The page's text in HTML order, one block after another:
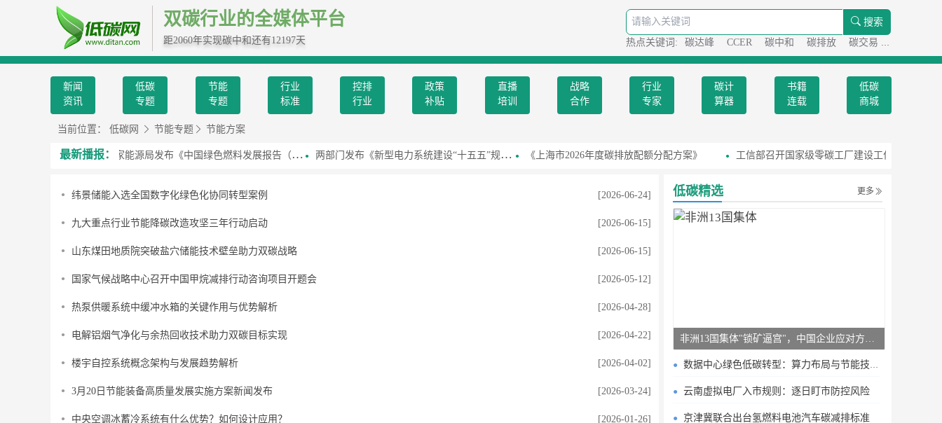
双碳行业的全媒体平台
距2060年实现碳中和还有12197天
搜索
热点关键词:
碳达峰 CCER 碳中和 碳排放 碳交易
新闻
资讯
低碳
专题
节能
专题
行业
标准
控排
行业
政策
补贴
直播
培训
战略
合作
行业
专家
碳计
算器
书籍
连载
低碳
商城
当前位置： 低碳网 节能专题 节能方案
最新播报：
”，指的是什么？ 国家能源局发布《中国绿色燃料发展报告（2026）》 两部门发布《新型电力系统建设“十五五”规划》 《上海市2026年度碳排放配额分配方案》 工信部召开国家级零碳工厂建设工作座谈会
纬景储能入选全国数字化绿色化协同转型案例 [2026-06-24]
九大重点行业节能降碳改造攻坚三年行动启动 [2026-06-15]
山东煤田地质院突破盐穴储能技术壁垒助力双碳战略 [2026-06-15]
国家气候战略中心召开中国甲烷减排行动咨询项目开题会 [2026-05-12]
热泵供暖系统中缓冲水箱的关键作用与优势解析 [2026-04-28]
电解铝烟气净化与余热回收技术助力双碳目标实现 [2026-04-22]
楼宇自控系统概念架构与发展趋势解析 [2026-04-02]
3月20日节能装备高质量发展实施方案新闻发布 [2026-03-24]
中央空调冰蓄冷系统有什么优势？如何设计应用？ [2026-01-26]
低碳精选 更多
非洲13国集体"锁矿逼宫"，中国企业应对方案曝光
数据中心绿色低碳转型：算力布局与节能技术突破
云南虚拟电厂入市规则：逐日盯市防控风险
京津冀联合出台氢燃料电池汽车碳减排标准